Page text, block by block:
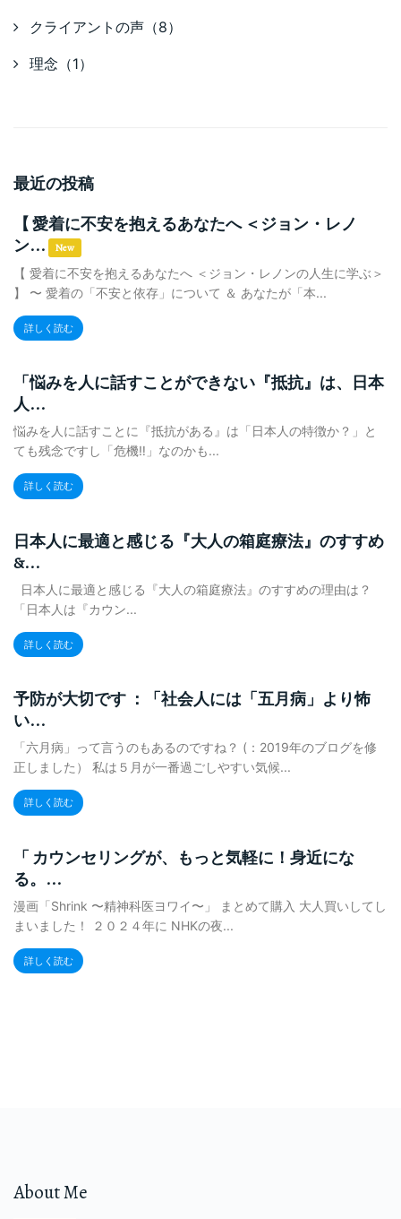
クライアントの声（8）
理念（1）
最近の投稿
【 愛着に不安を抱えるあなたへ ＜ジョン・レノ
ン...
New
【 愛着に不安を抱えるあなたへ ＜ジョン・レノンの人生に学ぶ＞
】 〜 愛着の「不安と依存」について ＆ あなたが「本...
詳しく読む
「悩みを人に話すことができない『抵抗』は、日本
人...
悩みを人に話すことに『抵抗がある』は「日本人の特徴か？」と
ても残念ですし「危機‼️」なのかも...
詳しく読む
日本人に最適と感じる『大人の箱庭療法』のすすめ
&...
日本人に最適と感じる『大人の箱庭療法』のすすめの理由は？
「日本人は『カウン...
詳しく読む
予防が大切です ：「社会人には「五月病」より怖
い...
「六月病」って言うのもあるのですね？ (：2019年のブログを修
正しました） 私は５月が一番過ごしやすい気候...
詳しく読む
「 カウンセリングが、もっと気軽に！身近にな
る。...
漫画「Shrink 〜精神科医ヨワイ〜」 まとめて購入 大人買いしてし
まいました！ ２０２４年に NHKの夜...
詳しく読む
About Me